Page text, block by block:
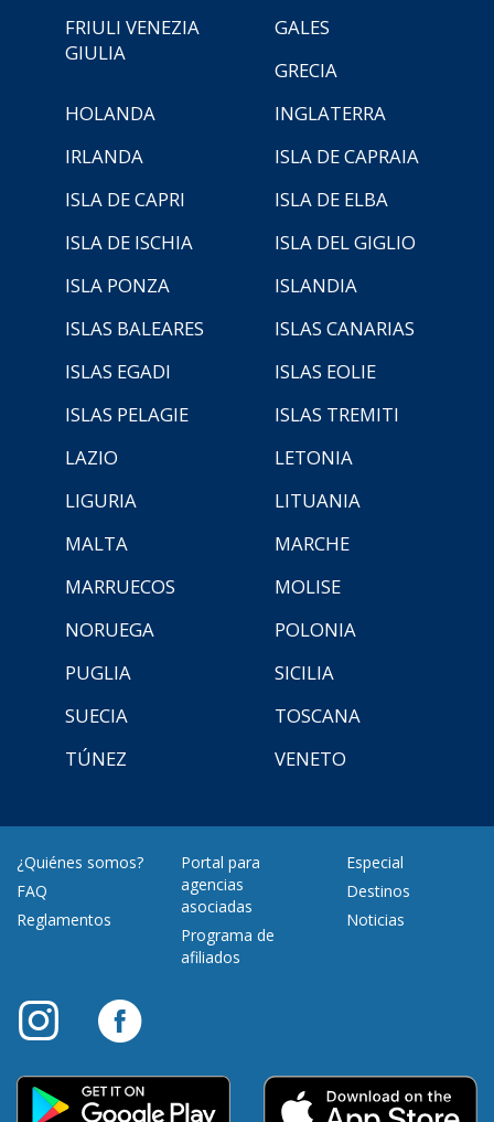
FRIULI VENEZIA
GIULIA
GALES
GRECIA
HOLANDA
INGLATERRA
IRLANDA
ISLA DE CAPRAIA
ISLA DE CAPRI
ISLA DE ELBA
ISLA DE ISCHIA
ISLA DEL GIGLIO
ISLA PONZA
ISLANDIA
ISLAS BALEARES
ISLAS CANARIAS
ISLAS EGADI
ISLAS EOLIE
ISLAS PELAGIE
ISLAS TREMITI
LAZIO
LETONIA
LIGURIA
LITUANIA
MALTA
MARCHE
MARRUECOS
MOLISE
NORUEGA
POLONIA
PUGLIA
SICILIA
SUECIA
TOSCANA
TÚNEZ
VENETO
¿Quiénes somos?
FAQ
Reglamentos
Portal para
agencias
asociadas
Programa de
afiliados
Especial
Destinos
Noticias